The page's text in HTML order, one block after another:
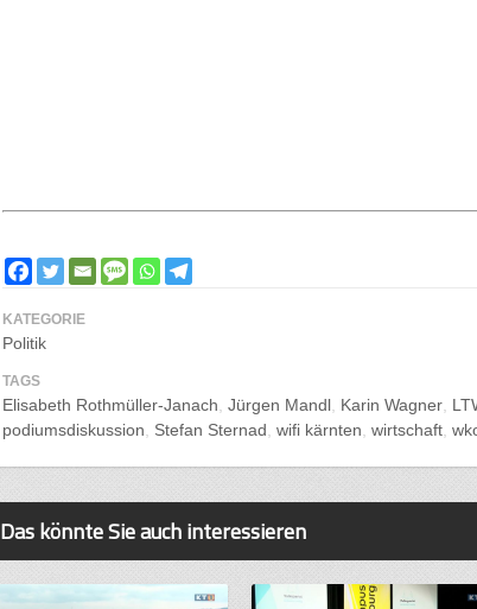
KATEGORIE
Politik
TAGS
Elisabeth Rothmüller-Janach Jürgen Mandl Karin Wagner
podiumsdiskussion
Stefan Sternad wifi kärnten wirtschaft
Das könnte Sie auch interessieren